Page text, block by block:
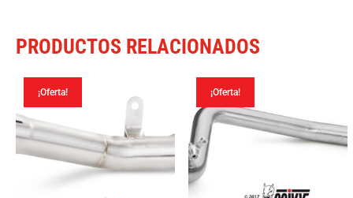
PRODUCTOS RELACIONADOS
¡Oferta! ¡Oferta!